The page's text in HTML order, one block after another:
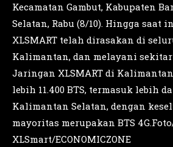
Kecamatan Gambut, Kabupaten
Selatan, Rabu (8/10). Hingga saat
XLSMART telah dirasakan di
Kalimantan, dan melayani
Jaringan XLSMART di
lebih 11.400 BTS, termasuk lebih
Kalimantan Selatan, dengan
mayoritas merupakan BTS
XLSmart/ECONOMICZONE